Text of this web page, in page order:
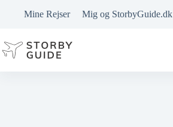
Mine Rejser Mig og StorbyGuide.dk